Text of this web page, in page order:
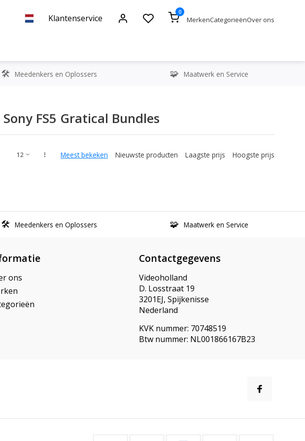
Klantenservice
0
MerkenCategorieënOver ons
Meedenkers en Oplossers Maatwerk en Service
FS5 Gratical Bundles
Meest bekeken Nieuwste producten Laagste prijs Hoogste prijs
Meedenkers en Oplossers Maatwerk en Service
ons
Contactgegevens
Videoholland
D. Losstraat 19
3201EJ, Spijkenisse
Nederland
KVK nummer: 70748519
Btw nummer: NL001866167B23